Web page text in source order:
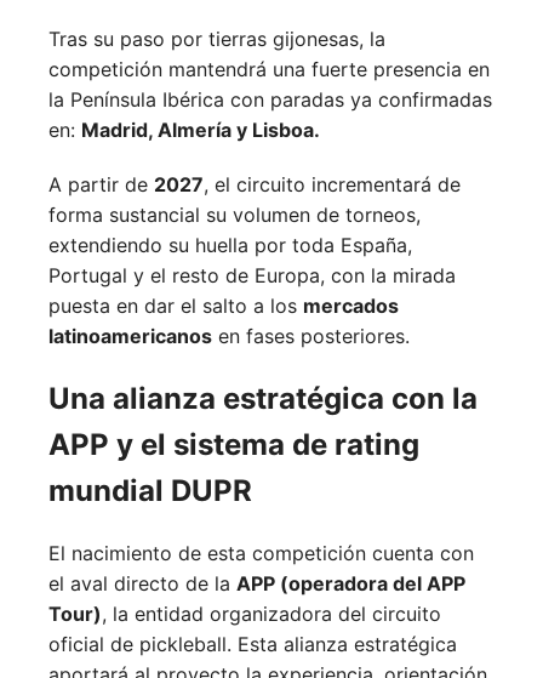
Tras su paso por tierras gijonesas, la
competición mantendrá una fuerte presencia en
la Península Ibérica con paradas ya confirmadas
en: Madrid, Almería y Lisboa.
A partir de 2027, el circuito incrementará de
forma sustancial su volumen de torneos,
extendiendo su huella por toda España,
Portugal y el resto de Europa, con la mirada
puesta en dar el salto a los mercados
latinoamericanos en fases posteriores.
Una alianza estratégica con la
APP y el sistema de rating
mundial DUPR
El nacimiento de esta competición cuenta con
el aval directo de la APP (operadora del APP
Tour), la entidad organizadora del circuito
oficial de pickleball. Esta alianza estratégica